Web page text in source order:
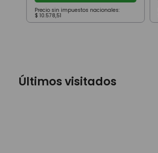
Precio sin impuestos nacionales:
$ 10.578,51
Últimos visitados